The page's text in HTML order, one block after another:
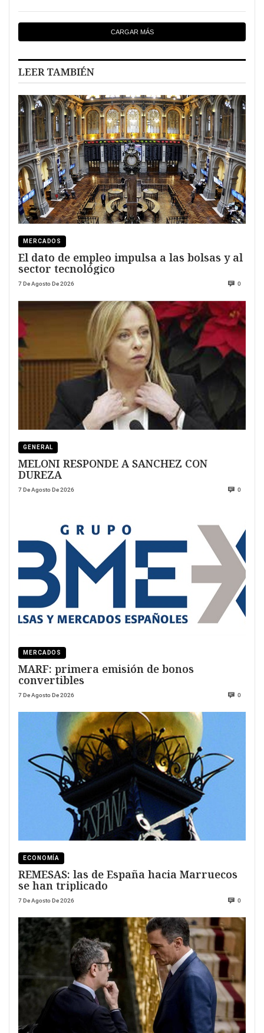
CARGAR MÁS
LEER TAMBIÉN
MERCADOS
El dato de empleo impulsa a las bolsas y al
sector tecnológico
7 De Agosto De 2026 0
GENERAL
MELONI RESPONDE A SANCHEZ CON
DUREZA
7 De Agosto De 2026 0
MERCADOS
MARF: primera emisión de bonos
convertibles
7 De Agosto De 2026 0
ECONOMÍA
REMESAS: las de España hacia Marruecos
se han triplicado
7 De Agosto De 2026 0